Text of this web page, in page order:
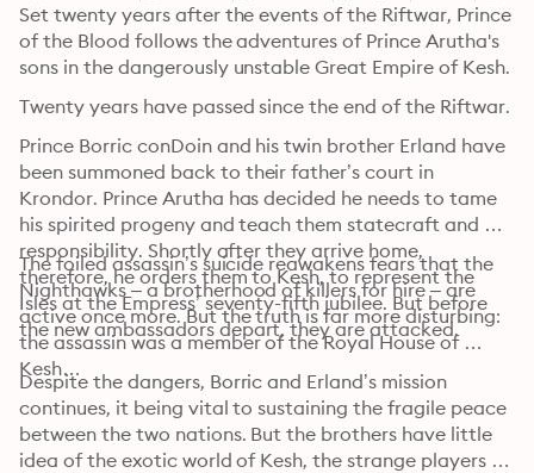
Set twenty years after the events of the Riftwar, Prince
of the Blood follows the adventures of Prince Arutha's
sons in the dangerously unstable Great Empire of Kesh.
Twenty years have passed since the end of the Riftwar.
Prince Borric conDoin and his twin brother Erland have
been summoned back to their father’s court in
Krondor. Prince Arutha has decided he needs to tame
his spirited progeny and teach them statecraft and
responsibility. Shortly after they arrive home,
therefore, he orders them to Kesh, to represent the
Isles at the Empress’ seventy-fifth jubilee. But before
the new ambassadors depart, they are attacked.
The foiled assassin’s suicide reawakens fears that the
Nighthawks – a brotherhood of killers for hire – are
active once more. But the truth is far more disturbing:
the assassin was a member of the Royal House of
Kesh…
Despite the dangers, Borric and Erland’s mission
continues, it being vital to sustaining the fragile peace
between the two nations. But the brothers have little
idea of the exotic world of Kesh, the strange players at